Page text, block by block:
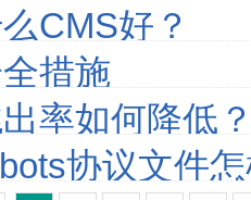
CMS好？
措施
率如何降低
协议文件